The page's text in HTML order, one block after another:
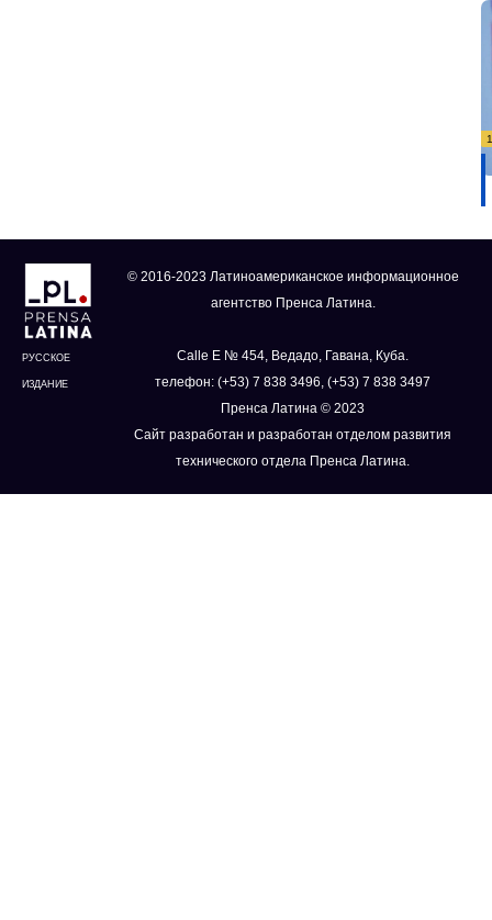
РУССКОЕ
ИЗДАНИЕ
© 2016-2023 Латиноамериканское информационное
агентство Пренса Латина.
Calle E № 454, Ведадо, Гавана, Куба.
телефон: (+53) 7 838 3496, (+53) 7 838 3497
Пренса Латина © 2023
Сайт разработан и разработан отделом развития
технического отдела Пренса Латина.